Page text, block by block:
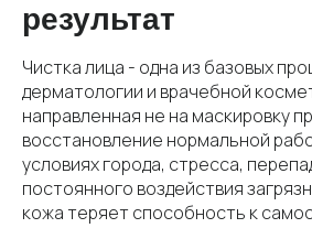
результат
Чистка лица - одна из базовых
дерматологии и врачебной
направленная не на маскировку
восстановление нормальной
условиях города, стресса,
постоянного воздействия
кожа теряет способность к